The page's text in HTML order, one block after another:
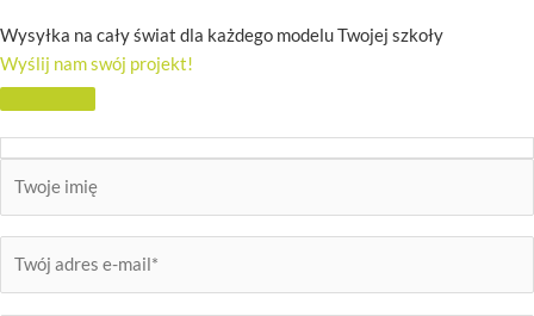
Wysyłka na cały świat dla każdego modelu Twojej szkoły
Wyślij nam swój projekt!